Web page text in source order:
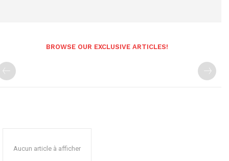
BROWSE OUR EXCLUSIVE ARTICLES!
Aucun article à afficher